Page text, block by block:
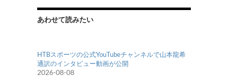
あわせて読みたい
HTBスポーツの公式YouTubeチャンネルで山本龍希
通訳のインタビュー動画が公開
2026-08-08